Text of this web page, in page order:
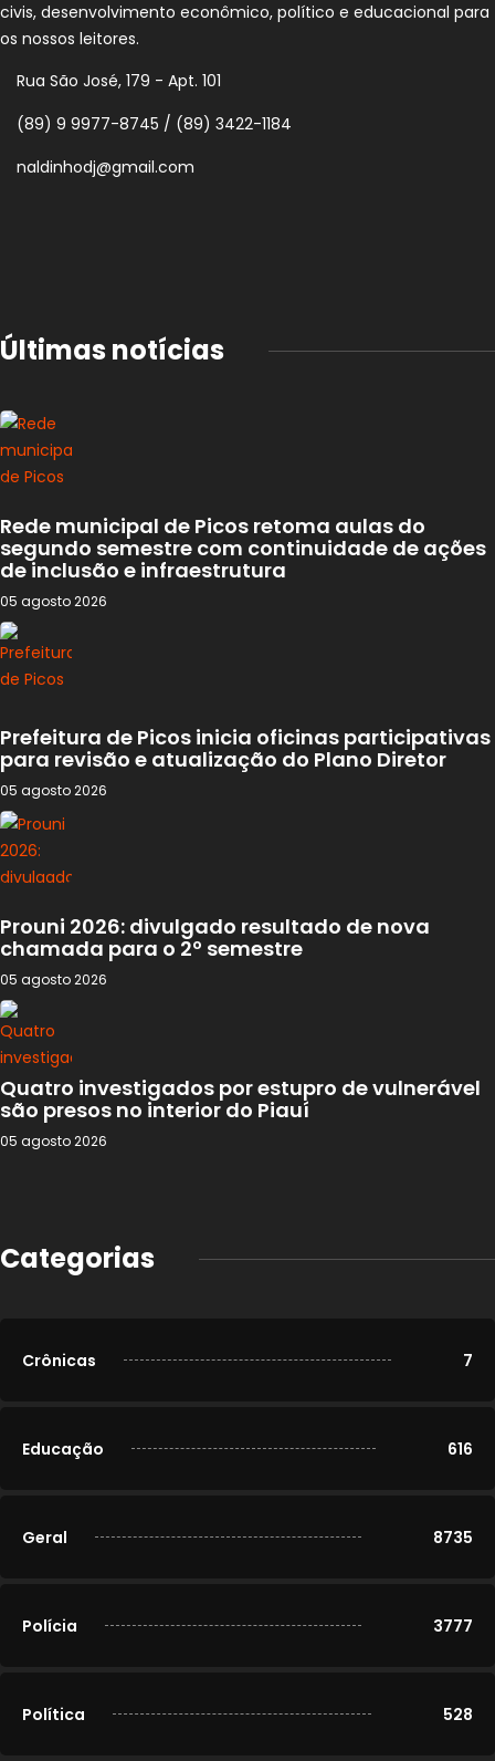
civis, desenvolvimento econômico, político e educacional para
os nossos leitores.
Rua São José, 179 - Apt. 101
(89) 9 9977-8745 / (89) 3422-1184
naldinhodj@gmail.com
Últimas notícias
Rede municipal de Picos retoma aulas do
segundo semestre com continuidade de ações
de inclusão e infraestrutura
05 agosto 2026
Prefeitura de Picos inicia oficinas participativas
para revisão e atualização do Plano Diretor
05 agosto 2026
Prouni 2026: divulgado resultado de nova
chamada para o 2º semestre
05 agosto 2026
Quatro investigados por estupro de vulnerável
são presos no interior do Piauí
05 agosto 2026
Categorias
Crônicas 7
Educação 616
Geral 8735
Polícia 3777
Política 528